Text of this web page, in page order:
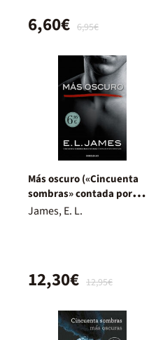
6,95€
6,60€
Más oscuro («Cincuenta
sombras» contada por
Christian Grey 2)
James, E. L.
12,95€
12,30€